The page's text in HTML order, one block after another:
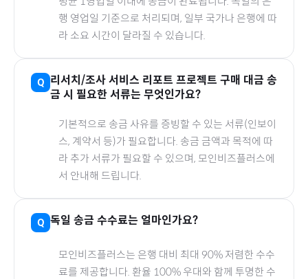
행 영업일 기준으로 처리되며, 일부 국가나 은행에 따
라 소요 시간이 달라질 수 있습니다.
리서치/조사 서비스 리포트 프로젝트 구매 대금 송
금 시 필요한 서류는 무엇인가요?
기본적으로 송금 사유를 증빙할 수 있는 서류(인보이
스, 계약서 등)가 필요합니다. 송금 금액과 목적에 따
라 추가 서류가 필요할 수 있으며, 모인비즈플러스에
서 안내해 드립니다.
독일 송금 수수료는 얼마인가요?
모인비즈플러스는 은행 대비 최대 90% 저렴한 수수
료를 제공합니다. 환율 100% 우대와 함께 투명한 수